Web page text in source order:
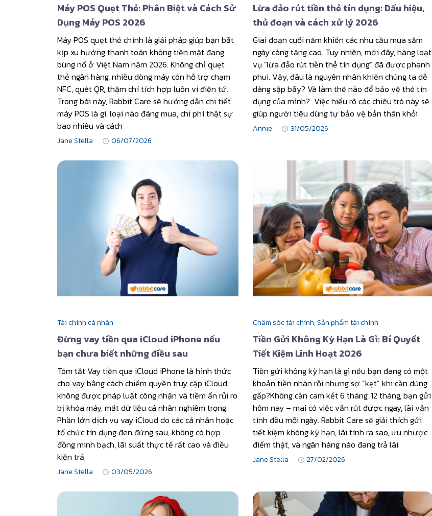
Máy POS Quẹt Thẻ: Phân Biệt và Cách Sử
Dụng Máy POS 2026
Máy POS quẹt thẻ chính là giải pháp giúp bạn bắt
kịp xu hướng thanh toán không tiền mặt đang
bùng nổ ở Việt Nam năm 2026. Không chỉ quẹt
thẻ ngân hàng, nhiều dòng máy còn hỗ trợ chạm
NFC, quét QR, thậm chí tích hợp luôn ví điện tử.
Trong bài này, Rabbit Care sẽ hướng dẫn chi tiết
máy POS là gì, loại nào đáng mua, chi phí thật sự
bao nhiêu và cách
Jane Stella 06/07/2026
Lừa đảo rút tiền thẻ tín dụng: Dấu hiệu,
thủ đoạn và cách xử lý 2026
Giai đoạn cuối năm khiến các nhu cầu mua sắm
ngày càng tăng cao. Tuy nhiên, mới đây, hàng loạt
vụ "lừa đảo rút tiền thẻ tín dụng" đã được phanh
phui. Vậy, đâu là nguyên nhân khiến chúng ta dễ
dàng sập bẫy? Và làm thế nào để bảo vệ thẻ tín
dụng của mình? Việc hiểu rõ các chiêu trò này sẽ
giúp người tiêu dùng tự bảo vệ bản thân khỏi
Annie 31/05/2026
Tài chính cá nhân
Đừng vay tiền qua iCloud iPhone nếu
bạn chưa biết những điều sau
Tóm tắt Vay tiền qua iCloud iPhone là hình thức
cho vay bằng cách chiếm quyền truy cập iCloud,
không được pháp luật công nhận và tiềm ẩn rủi ro
bị khóa máy, mất dữ liệu cá nhân nghiêm trọng.
Phần lớn dịch vụ vay iCloud do các cá nhân hoặc
tổ chức tín dụng đen đứng sau, không có hợp
đồng minh bạch, lãi suất thực tế rất cao và điều
kiện trả
Jane Stella 03/05/2026
Chăm sóc tài chính,Sản phẩm tài chính
Tiền Gửi Không Kỳ Hạn Là Gì: Bí Quyết
Tiết Kiệm Linh Hoạt 2026
Tiền gửi không kỳ hạn là gì nếu bạn đang có một
khoản tiền nhàn rỗi nhưng sợ “kẹt” khi cần dùng
gấp?Không cần cam kết 6 tháng, 12 tháng, bạn gửi
hôm nay – mai có việc vẫn rút được ngay, lãi vẫn
tính đều mỗi ngày. Rabbit Care sẽ giải thích gửi
tiết kiệm không kỳ hạn, lãi tính ra sao, ưu nhược
điểm thật, và ngân hàng nào đang trả lãi
Jane Stella 27/02/2026